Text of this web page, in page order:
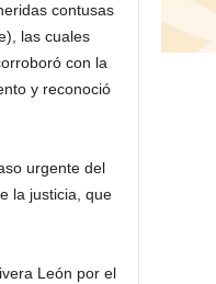
contusas
las cuales
con la
y reconoció
urgente del
la justicia, que
León por el